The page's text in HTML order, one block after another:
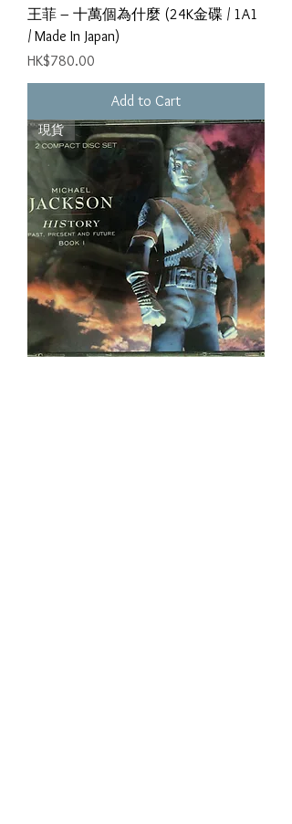
王菲 ‎– 十萬個為什麼 (24K金碟 / 1A1
/ Made In Japan)
Price
HK$780.00
Add to Cart
現貨